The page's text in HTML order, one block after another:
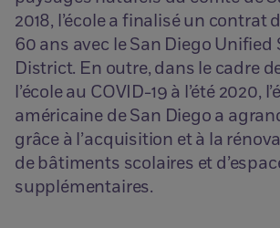
2018, l’école a finalisé un contrat
60 ans avec le San Diego Unified
District. En outre, dans le cadre
l’école au COVID-19 à l’été 2020,
américaine de San Diego a
grâce à l’acquisition et à la
de bâtiments scolaires et
supplémentaires.